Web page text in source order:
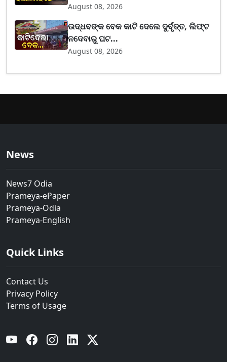
August 08, 2026
ଉଦ୍ଧବଙ୍କ ବେକ କାଟି ଦେଲେ ଦୁର୍ବୃତ୍ତ, ଲିଫ୍ଟ
ନଦେବାରୁ ଘଟ...
August 08, 2026
News
News7 Odia
Prameya-ePaper
Prameya-Odia
Prameya-English
Quick Links
Contact Us
Privacy Policy
Terms of Usage
YouTube Facebook Instagram Linkedin